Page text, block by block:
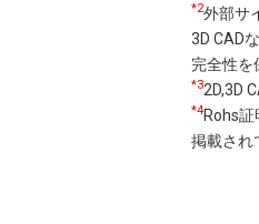
*2外部サ
3D CAD
完全性を
*32D,3D
*4Rohs
掲載され